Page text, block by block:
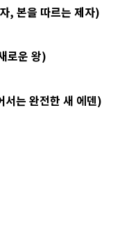
, 본을 따르는 제자)
로운 왕)
는 완전한 새 에덴)